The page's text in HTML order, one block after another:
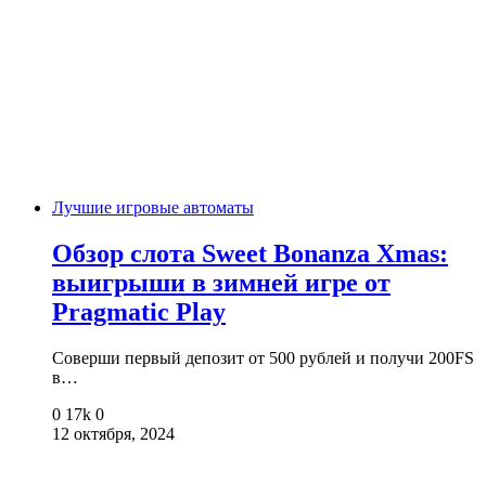
Лучшие игровые автоматы
Обзор слота Sweet Bonanza Xmas:
выигрыши в зимней игре от
Pragmatic Play
Соверши первый депозит от 500 рублей и получи 200FS
в…
0 17k 0
12 октября, 2024